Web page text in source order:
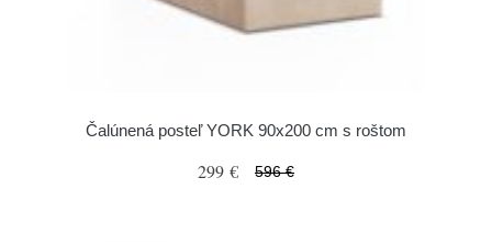
Čalúnená posteľ YORK 90x200 cm s roštom
299 € 596 €